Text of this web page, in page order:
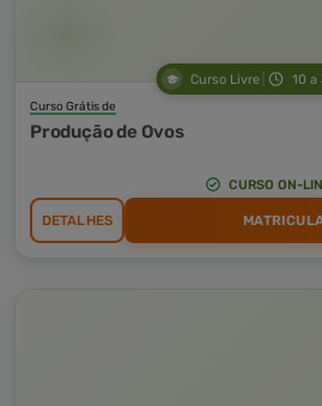
Curso Livre 10 a
Curso Grátis de
Produção de Ovos
CURSO ON-
DETALHES